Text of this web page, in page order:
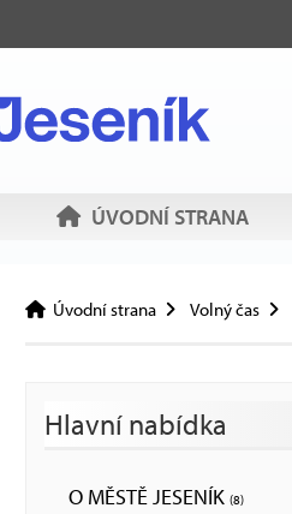
ÚVODNÍ STRANA
Úvodní strana Volný čas
Hlavní nabídka
O MĚSTĚ JESENÍK (8)